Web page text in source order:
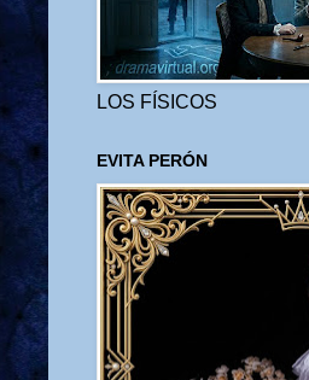
LOS FÍSICOS
EVITA PERÓN